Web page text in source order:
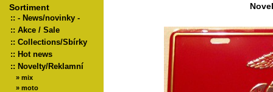
Sortiment
:: - News/novinky -
:: Akce / Sale
:: Collections/Sbírky
:: Hot news
:: Novelty/Reklamní
» mix
» moto